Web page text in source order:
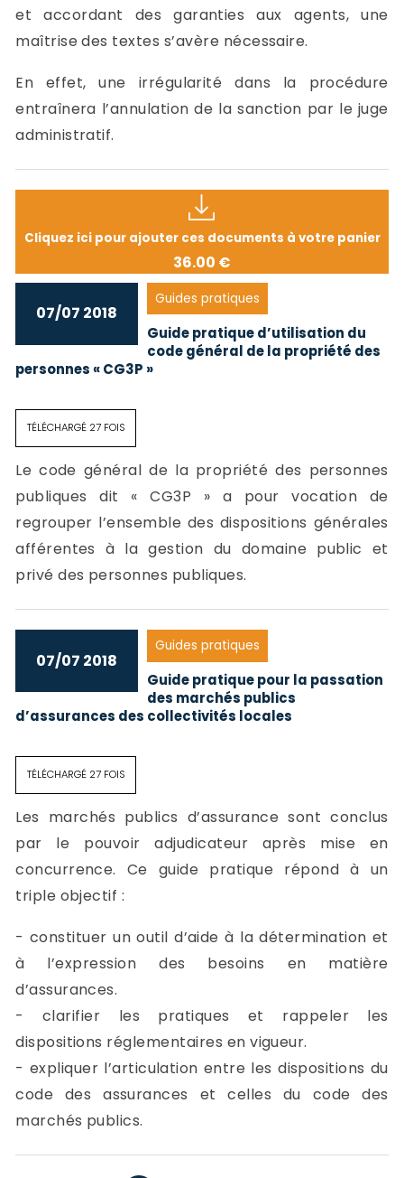
et accordant des garanties aux agents, une
maîtrise des textes s’avère nécessaire.
En effet, une irrégularité dans la procédure
entraînera l’annulation de la sanction par le juge
administratif.
Cliquez ici pour ajouter ces documents à votre panier
36.00 €
Guides pratiques
07/07 2018
Guide pratique d’utilisation du
code général de la propriété des
personnes « CG3P »
TÉLÉCHARGÉ 27 FOIS
Le code général de la propriété des personnes
publiques dit « CG3P » a pour vocation de
regrouper l’ensemble des dispositions générales
afférentes à la gestion du domaine public et
privé des personnes publiques.
Guides pratiques
07/07 2018
Guide pratique pour la passation
des marchés publics
d’assurances des collectivités locales
TÉLÉCHARGÉ 27 FOIS
Les marchés publics d’assurance sont conclus
par le pouvoir adjudicateur après mise en
concurrence. Ce guide pratique répond à un
triple objectif :
- constituer un outil d’aide à la détermination et
à l’expression des besoins en matière
d’assurances.
- clarifier les pratiques et rappeler les
dispositions réglementaires en vigueur.
- expliquer l’articulation entre les dispositions du
code des assurances et celles du code des
marchés publics.